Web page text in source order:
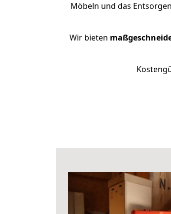
Möbeln und das
Wir bieten